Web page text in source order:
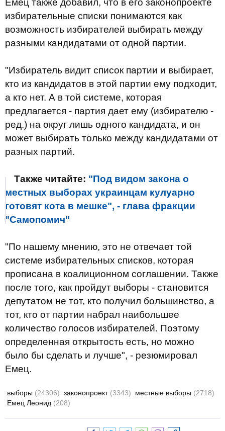
Емец также добавил, что в его законопроекте
избирательные списки понимаются как
возможность избирателей выбирать между
разными кандидатами от одной партии.
"Избиратель видит список партии и выбирает,
кто из кандидатов в этой партии ему подходит,
а кто нет. А в той системе, которая
предлагается - партия дает ему (избирателю -
ред.) на округ лишь одного кандидата, и он
может выбирать только между кандидатами от
разных партий.
Также читайте: "Под видом закона о
местных выборах украинцам кулуарно
готовят кота в мешке", - глава фракции
"Самопомич"
"По нашему мнению, это не отвечает той
системе избирательных списков, которая
прописана в коалиционном соглашении. Также
после того, как пройдут выборы - становится
депутатом не тот, кто получил большинство, а
тот, кто от партии набрал наибольшее
количество голосов избирателей. Поэтому
определенная открытость есть, но можно
было бы сделать и лучше", - резюмировал
Емец.
выборы (24306) законопроект (3343) местные выборы (2718)
Емец Леонид (208)